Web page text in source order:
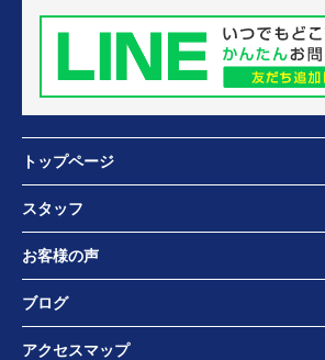
トップページ
スタッフ
お客様の声
ブログ
アクセスマップ